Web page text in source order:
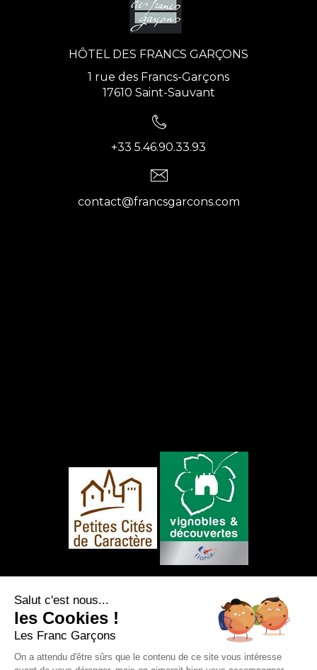
HÔTEL DES FRANCS GARÇONS
1 rue des Francs-Garçons
17610 Saint-Sauvant
+33 5.46.90.33.93
contact@francsgarcons.com
Salut c'est nous...
les Cookies !
Les Franc Garçons
On a attendu d'être sûrs que le contenu de ce site vous intéresse